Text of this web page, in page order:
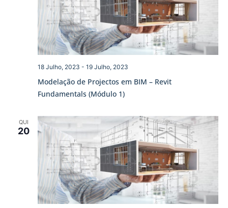
Modelação de Projectos em BIM – Revit
Fundamentals (Módulo 1)
18 Julho, 2023 - 19 Julho, 2023
QUI
20